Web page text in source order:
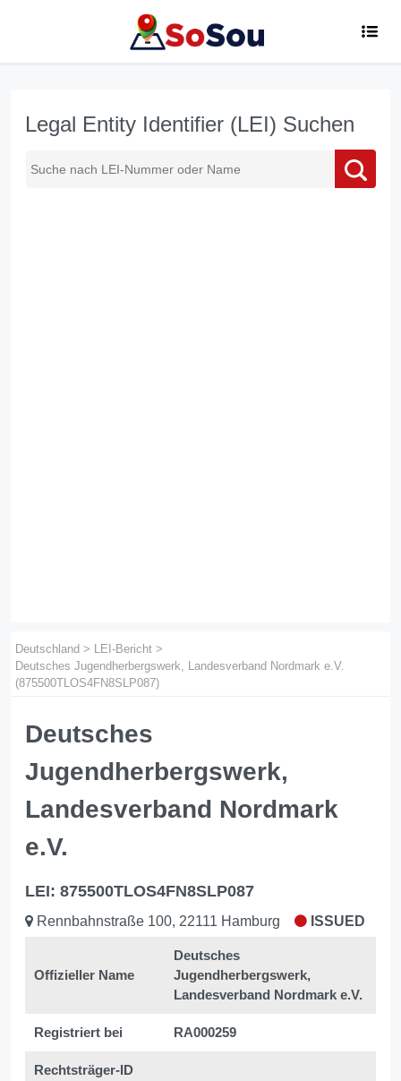
Legal Entity Identifier (LEI) Suchen
Deutschland > LEI-Bericht >
Deutsches Jugendherbergswerk, Landesverband Nordmark e.V.
(875500TLOS4FN8SLP087)
Deutsches
Jugendherbergswerk,
Landesverband Nordmark
e.V.
LEI: 875500TLOS4FN8SLP087
Rennbahnstraße 100, 22111 Hamburg ISSUED
Offizieller Name
Deutsches
Jugendherbergswerk,
Landesverband Nordmark e.V.
Registriert bei RA000259
Rechtsträger-ID